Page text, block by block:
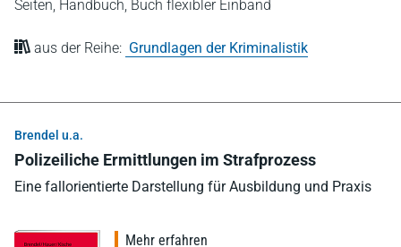
Seiten, Handbuch, Buch flexibler Einband
aus der Reihe: Grundlagen der Kriminalistik
Brendel u.a.
Polizeiliche Ermittlungen im Strafprozess
Eine fallorientierte Darstellung für Ausbildung und Praxis
Mehr erfahren